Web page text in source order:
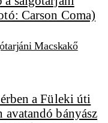
Macskakő